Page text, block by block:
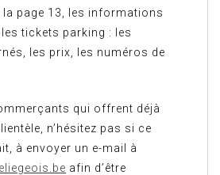
page 13, les informations
tickets parking : les
les prix, les numéros de
qui offrent déjà
n’hésitez pas si ce
à envoyer un e-mail à
afin d’être